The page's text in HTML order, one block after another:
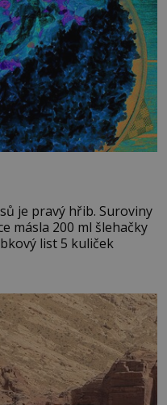
hřib. Suroviny
másla 200 ml šlehačky
list 5 kuliček